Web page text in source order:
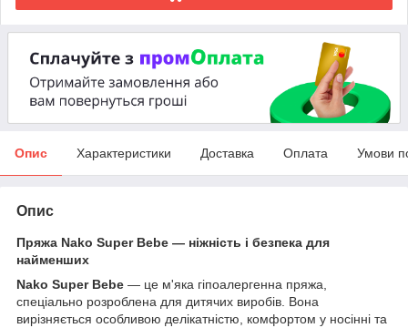
Опис Характеристики Доставка Оплата Умови
Опис
Пряжа Nako Super Bebe — ніжність і безпека для
найменших
Nako Super Bebe — це м'яка гіпоалергенна пряжа,
спеціально розроблена для дитячих виробів. Вона
вирізняється особливою делікатністю, комфортом у носінні та